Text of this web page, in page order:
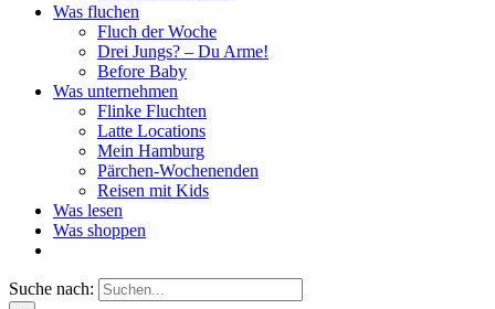
Was fluchen
Fluch der Woche
Drei Jungs? – Du Arme!
Before Baby
Was unternehmen
Flinke Fluchten
Latte Locations
Mein Hamburg
Pärchen-Wochenenden
Reisen mit Kids
Was lesen
Was shoppen
Suche nach: